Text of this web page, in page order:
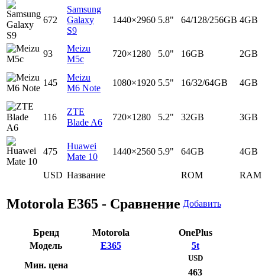
USD Название ROM RAM
672
Samsung
Galaxy
S9
1440×2960 5.8" 64/128/256GB 4GB
93
Meizu
M5c
720×1280 5.0" 16GB 2GB
145
Meizu
M6 Note
1080×1920 5.5" 16/32/64GB 4GB
116
ZTE
Blade A6
720×1280 5.2" 32GB 3GB
475
Huawei
Mate 10
1440×2560 5.9" 64GB 4GB
Motorola E365 - Сравнение Добавить
Бренд Motorola
OnePlus
Модель
E365
5t
Мин. цена
USD
463